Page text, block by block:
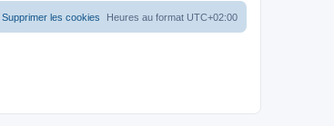
Heures au format UTC+02:00
Supprimer les cookies